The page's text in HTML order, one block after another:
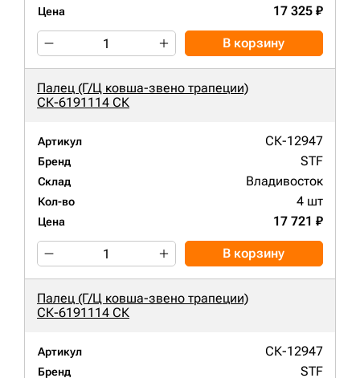
Цена 17 325 ₽
В корзину
Палец (Г/Ц ковша-звено трапеции)
СК-6191114 СК
Артикул СК-12947
Бренд STF
Склад Владивосток
Кол-во 4 шт
Цена 17 721 ₽
В корзину
Палец (Г/Ц ковша-звено трапеции)
СК-6191114 СК
Артикул СК-12947
Бренд STF